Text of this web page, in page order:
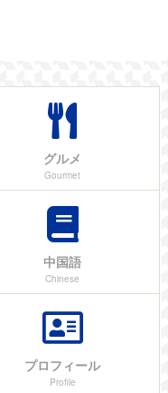
グルメ
Gourmet
中国語
Chinese
プロフィール
Profile